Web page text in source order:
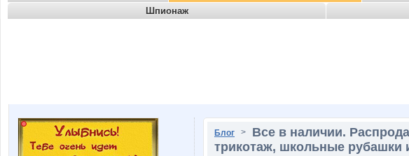
Шпионаж
Блог > Все в наличии.
трикотаж, школьные рубашки